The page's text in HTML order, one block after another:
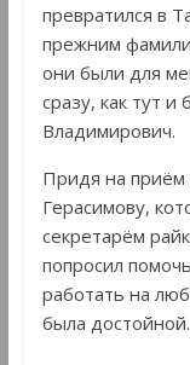
превратился в
прежним
они были для
сразу, как тут и
Владимирович.
Придя на приём
Герасимову,
секретарём
попросил
работать на
была достойной.